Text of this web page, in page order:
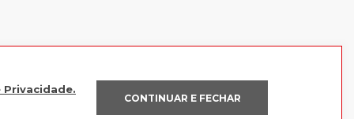
CONTINUAR E FECHAR